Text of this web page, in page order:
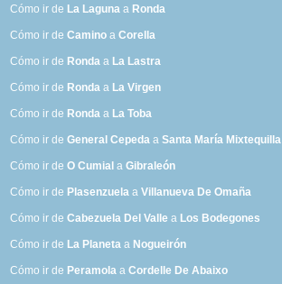
Cómo ir de La Laguna a Ronda
Cómo ir deCamino aCorella
Cómo ir de Ronda a La Lastra
Cómo ir de Ronda a La Virgen
Cómo ir de Ronda a La Toba
Cómo ir deGeneral Cepeda aSanta María Mixtequilla
Cómo ir deO Cumial aGibraleón
Cómo ir de Plasenzuela aVillanueva De Omaña
Cómo ir deCabezuela Del Valle a Los Bodegones
Cómo ir de La Planeta a Nogueirón
Cómo ir de Peramola aCordelle De Abaixo